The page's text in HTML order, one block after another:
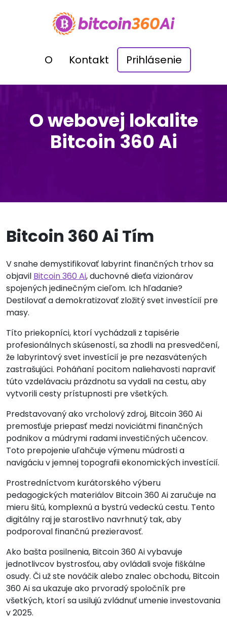
O Kontakt Prihlásenie
O webovej lokalite
Bitcoin 360 Ai
Bitcoin 360 Ai Tím
V snahe demystifikovať labyrint finančných trhov sa
objavil Bitcoin 360 Ai, duchovné dieťa vizionárov
spojených jedinečným cieľom. Ich hľadanie?
Destilovať a demokratizovať zložitý svet investícií pre
masy.
Títo priekopníci, ktorí vychádzali z tapisérie
profesionálnych skúseností, sa zhodli na presvedčení,
že labyrintový svet investícií je pre nezasvätených
zastrašujúci. Poháňaní pocitom naliehavosti napraviť
túto vzdelávaciu prázdnotu sa vydali na cestu, aby
vytvorili cesty prístupnosti pre všetkých.
Predstavovaný ako vrcholový zdroj, Bitcoin 360 Ai
premosťuje priepasť medzi noviciátmi finančných
podnikov a múdrymi radami investičných učencov.
Toto prepojenie uľahčuje výmenu múdrosti a
navigáciu v jemnej topografii ekonomických investícií.
Prostredníctvom kurátorského výberu
pedagogických materiálov Bitcoin 360 Ai zaručuje na
mieru šitú, komplexnú a bystrú vedeckú cestu. Tento
digitálny raj je starostlivo navrhnutý tak, aby
podporoval finančnú prezieravosť.
Ako bašta posilnenia, Bitcoin 360 Ai vybavuje
jednotlivcov bystrosťou, aby ovládali svoje fiškálne
osudy. Či už ste nováčik alebo znalec obchodu, Bitcoin
360 Ai sa ukazuje ako prvoradý spoločník pre
všetkých, ktorí sa usilujú zvládnuť umenie investovania
v 2025.